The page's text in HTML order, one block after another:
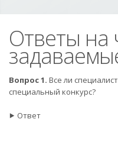
Ответы на
Вопрос 1. Все ли
специальный конкурс?
⯈ Ответ